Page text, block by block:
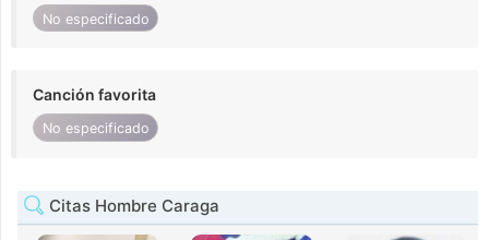
No especificado
Canción favorita
No especificado
Citas Hombre Caraga